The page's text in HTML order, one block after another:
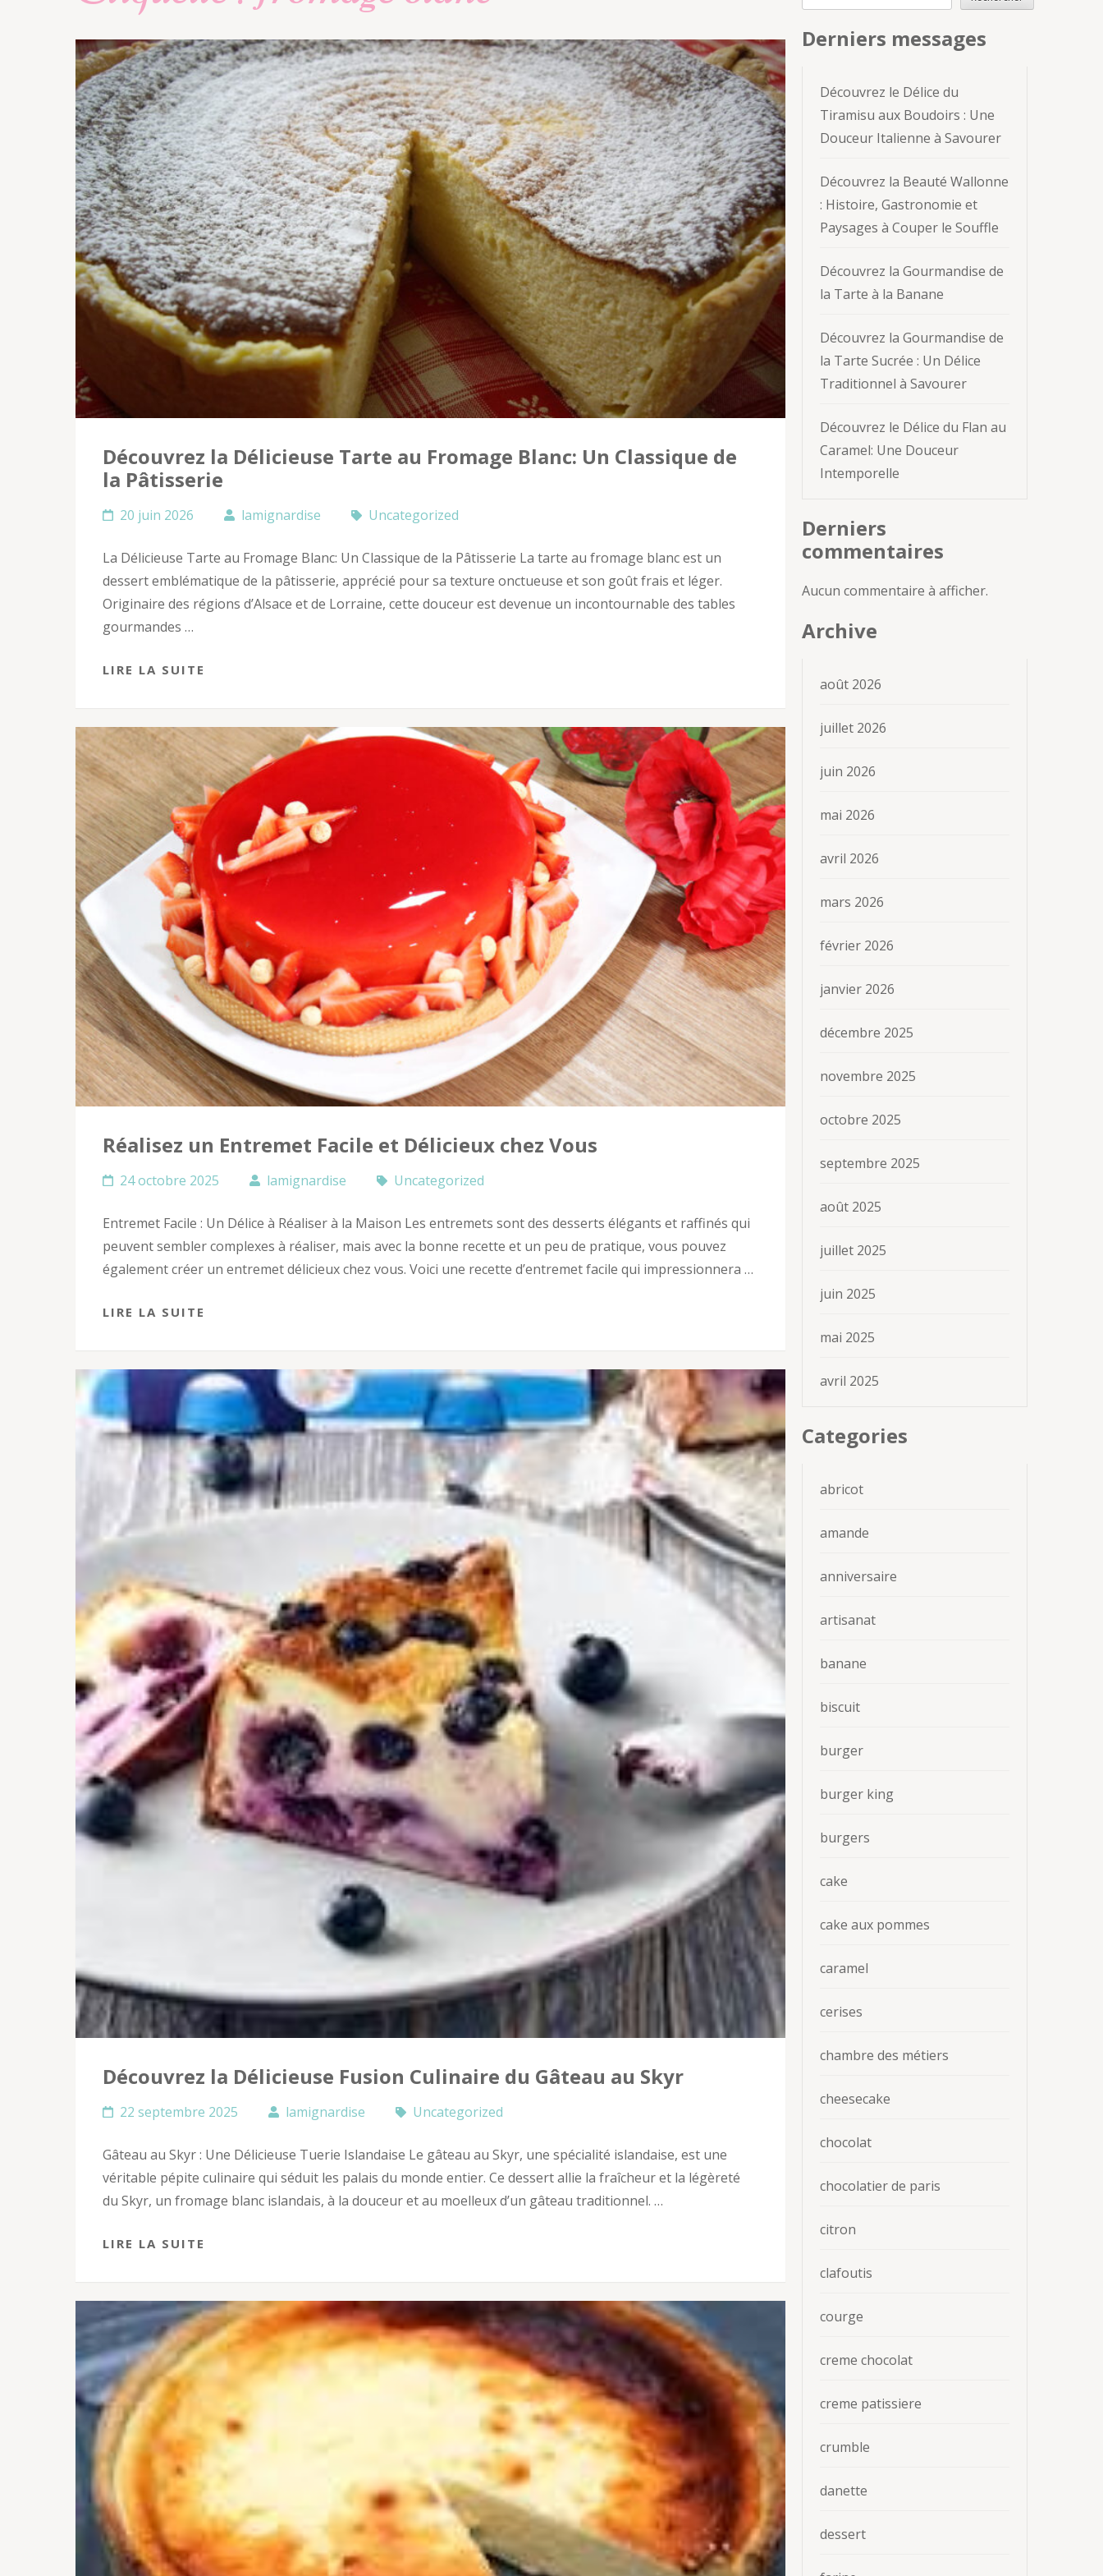
Découvrez la Délicieuse Tarte au Fromage Blanc: Un Classique de
la Pâtisserie
20 juin 2026 lamignardise Uncategorized
La Délicieuse Tarte au Fromage Blanc: Un Classique de la Pâtisserie La tarte au fromage blanc est un
dessert emblématique de la pâtisserie, apprécié pour sa texture onctueuse et son goût frais et léger.
Originaire des régions d’Alsace et de Lorraine, cette douceur est devenue un incontournable des tables
gourmandes …
LIRE LA SUITE
Réalisez un Entremet Facile et Délicieux chez Vous
24 octobre 2025 lamignardise Uncategorized
Entremet Facile : Un Délice à Réaliser à la Maison Les entremets sont des desserts élégants et raffinés qui
peuvent sembler complexes à réaliser, mais avec la bonne recette et un peu de pratique, vous pouvez
également créer un entremet délicieux chez vous. Voici une recette d’entremet facile qui impressionnera …
LIRE LA SUITE
Découvrez la Délicieuse Fusion Culinaire du Gâteau au Skyr
22 septembre 2025 lamignardise Uncategorized
Gâteau au Skyr : Une Délicieuse Tuerie Islandaise Le gâteau au Skyr, une spécialité islandaise, est une
véritable pépite culinaire qui séduit les palais du monde entier. Ce dessert allie la fraîcheur et la légèreté
du Skyr, un fromage blanc islandais, à la douceur et au moelleux d’un gâteau traditionnel. …
LIRE LA SUITE
Derniers messages
Découvrez le Délice du
Tiramisu aux Boudoirs : Une
Douceur Italienne à Savourer
Découvrez la Beauté Wallonne
: Histoire, Gastronomie et
Paysages à Couper le Souffle
Découvrez la Gourmandise de
la Tarte à la Banane
Découvrez la Gourmandise de
la Tarte Sucrée : Un Délice
Traditionnel à Savourer
Découvrez le Délice du Flan au
Caramel: Une Douceur
Intemporelle
Derniers
commentaires
Aucun commentaire à afficher.
Archive
août 2026
juillet 2026
juin 2026
mai 2026
avril 2026
mars 2026
février 2026
janvier 2026
décembre 2025
novembre 2025
octobre 2025
septembre 2025
août 2025
juillet 2025
juin 2025
mai 2025
avril 2025
Categories
abricot
amande
anniversaire
artisanat
banane
biscuit
burger
burger king
burgers
cake
cake aux pommes
caramel
cerises
chambre des métiers
cheesecake
chocolat
chocolatier de paris
citron
clafoutis
courge
creme chocolat
creme patissiere
crumble
danette
dessert